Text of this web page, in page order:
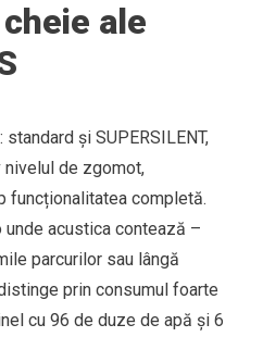
ale
și SUPERSILENT,
de zgomot,
funcționalitatea completă.
acustica contează –
parcurilor sau lângă
prin consumul foarte
cu 96 de duze de apă și 6